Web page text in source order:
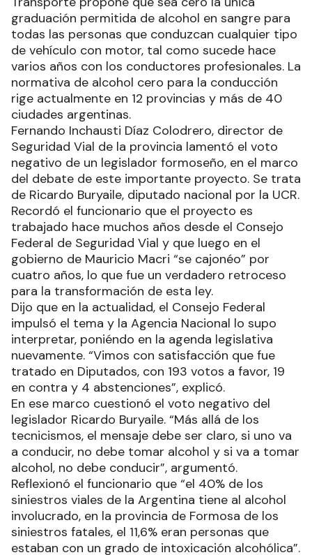
graduación permitida de alcohol en sangre para
todas las personas que conduzcan cualquier tipo
de vehículo con motor, tal como sucede hace
varios años con los conductores profesionales. La
normativa de alcohol cero para la conducción
rige actualmente en 12 provincias y más de 40
ciudades argentinas.
Fernando Inchausti Díaz Colodrero, director de
Seguridad Vial de la provincia lamentó el voto
negativo de un legislador formoseño, en el marco
del debate de este importante proyecto. Se trata
de Ricardo Buryaile, diputado nacional por la UCR.
Recordó el funcionario que el proyecto es
trabajado hace muchos años desde el Consejo
Federal de Seguridad Vial y que luego en el
gobierno de Mauricio Macri “se cajonéo” por
cuatro años, lo que fue un verdadero retroceso
para la transformación de esta ley.
Dijo que en la actualidad, el Consejo Federal
impulsó el tema y la Agencia Nacional lo supo
interpretar, poniéndo en la agenda legislativa
nuevamente. “Vimos con satisfacción que fue
tratado en Diputados, con 193 votos a favor, 19
en contra y 4 abstenciones”, explicó.
En ese marco cuestionó el voto negativo del
legislador Ricardo Buryaile. “Más allá de los
tecnicismos, el mensaje debe ser claro, si uno va
a conducir, no debe tomar alcohol y si va a tomar
alcohol, no debe conducir”, argumentó.
Reflexionó el funcionario que “el 40% de los
siniestros viales de la Argentina tiene al alcohol
involucrado, en la provincia de Formosa de los
siniestros fatales, el 11,6% eran personas que
estaban con un grado de intoxicación alcohólica”.